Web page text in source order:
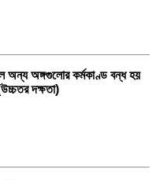
অন্য অঙ্গগুলোর কর্মকাণ্ড বন্ধ হয়
দক্ষতা)